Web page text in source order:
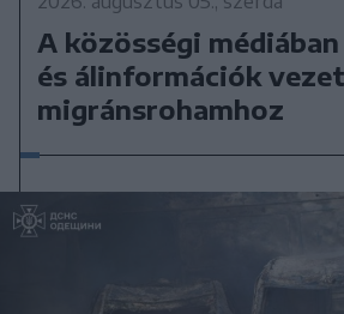
A közösségi
és álinformációk
migránsrohamhoz